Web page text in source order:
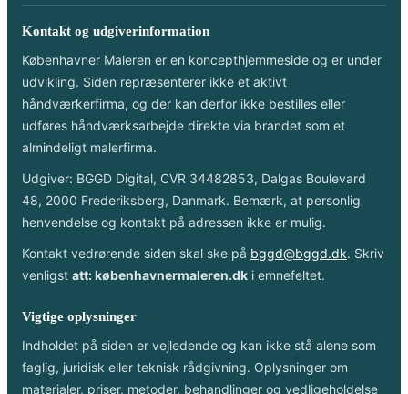
Kontakt og udgiverinformation
Københavner Maleren er en koncepthjemmeside og er under
udvikling. Siden repræsenterer ikke et aktivt
håndværkerfirma, og der kan derfor ikke bestilles eller
udføres håndværksarbejde direkte via brandet som et
almindeligt malerfirma.
Udgiver: BGGD Digital, CVR 34482853, Dalgas Boulevard
48, 2000 Frederiksberg, Danmark. Bemærk, at personlig
henvendelse og kontakt på adressen ikke er mulig.
Kontakt vedrørende siden skal ske på bggd@bggd.dk. Skriv
venligst att: københavnermaleren.dk i emnefeltet.
Vigtige oplysninger
Indholdet på siden er vejledende og kan ikke stå alene som
faglig, juridisk eller teknisk rådgivning. Oplysninger om
materialer, priser, metoder, behandlinger og vedligeholdelse